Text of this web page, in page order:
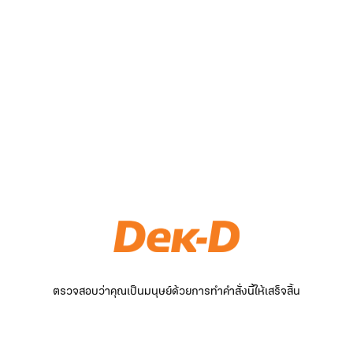
ตรวจสอบว่าคุณเป็นมนุษย์ด้วยการทำคำสั่งนี้ให้เสร็จสิ้น